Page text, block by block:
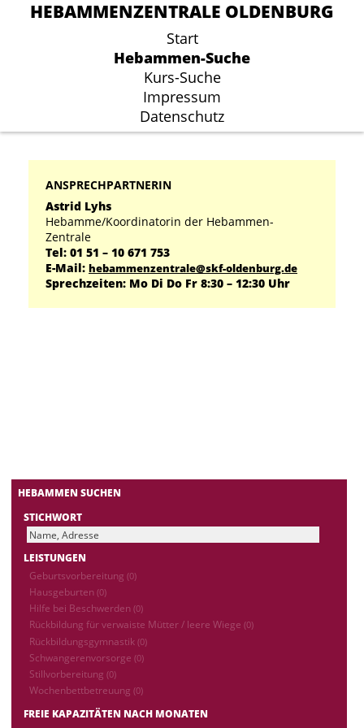
HEBAMMENZENTRALE OLDENBURG
Start
Hebammen-Suche
Kurs-Suche
Impressum
Datenschutz
HEBAMMENZENTRALE OLDENBURG
Start
Hebammen-Suche
Kurs-Suche
Impressum
Datenschutz
ANSPRECHPARTNERIN
Astrid Lyhs
Hebamme/Koordinatorin der Hebammen-
Zentrale
Tel: 01 51 – 10 671 753
E-Mail: hebammenzentrale@skf-oldenburg.de
Sprechzeiten: Mo Di Do Fr 8:30 – 12:30 Uhr
HEBAMMEN SUCHEN
STICHWORT
LEISTUNGEN
Geburtsvorbereitung (0)
Hausgeburten (0)
Hilfe bei Beschwerden (0)
Rückbildung für verwaiste Mütter / leere Wiege (0)
Rückbildungsgymnastik (0)
Schwangerenvorsorge (0)
Stillvorbereitung (0)
Wochenbettbetreuung (0)
FREIE KAPAZITÄTEN NACH MONATEN